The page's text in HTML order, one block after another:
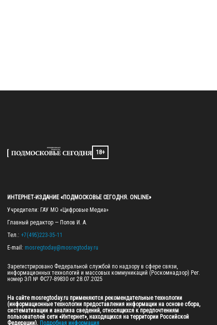
18+
ИНТЕРНЕТ-ИЗДАНИЕ «ПОДМОСКОВЬЕ СЕГОДНЯ. ONLINE»
Учредители: ГАУ МО «Цифровые Медиа»
Главный редактор — Попов И. А.
Тел.: +7(495)223-35-11
E-mail: mosregtoday@mosregtoday.ru
Зарегистрировано Федеральной службой по надзору в сфере связи,
информационных технологий и массовых коммуникаций (Роскомнадзор) Рег.
номер ЭЛ № ФС77-89830 от 28.07.2025
На сайте mosregtoday.ru применяются рекомендательные технологии
(информационные технологии предоставления информации на основе сбора,
систематизации и анализа сведений, относящихся к предпочтениям
пользователей сети «Интернет», находящихся на территории Российской
Федерации). Подробная информация